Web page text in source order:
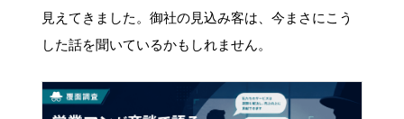
見えてきました。御社の見込み客は、今まさにこう
した話を聞いているかもしれません。